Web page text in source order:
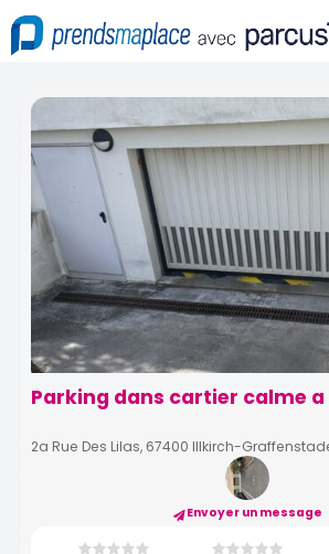
Parking dans cartier calme
2a Rue Des Lilas, 67400 Illkirch-
Envoyer un message